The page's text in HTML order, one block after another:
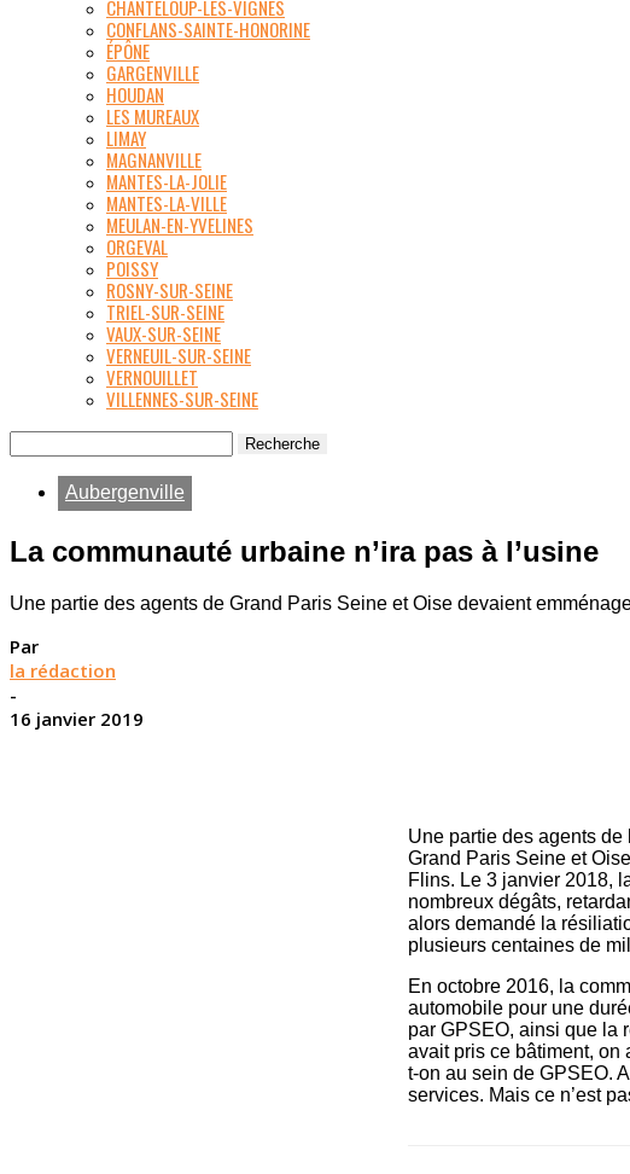
CHANTELOUP-LES-VIGNES
CONFLANS-SAINTE-HONORINE
ÉPÔNE
GARGENVILLE
HOUDAN
LES MUREAUX
LIMAY
MAGNANVILLE
MANTES-LA-JOLIE
MANTES-LA-VILLE
MEULAN-EN-YVELINES
ORGEVAL
POISSY
ROSNY-SUR-SEINE
TRIEL-SUR-SEINE
VAUX-SUR-SEINE
VERNEUIL-SUR-SEINE
VERNOUILLET
VILLENNES-SUR-SEINE
Aubergenville
La communauté urbaine n’ira pas à l’usine
Une partie des agents de Grand Paris Seine et Oise devaient
Par
la rédaction
-
16 janvier 2019
Une partie des agents de
Grand Paris Seine et
Flins. Le 3 janvier 2018,
nombreux dégâts,
alors demandé la
plusieurs centaines de
En octobre 2016, la
automobile pour une
par GPSEO, ainsi que la
avait pris ce bâtiment, on
t-on au sein de GPSEO.
services. Mais ce n’est